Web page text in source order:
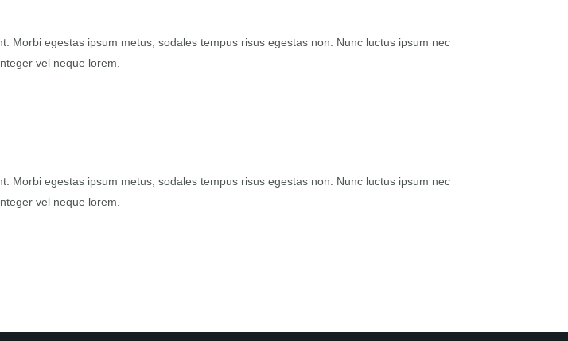
Morbi egestas ipsum metus, sodales tempus risus egestas non. Nunc luctus ipsum nec
vel neque lorem.
Morbi egestas ipsum metus, sodales tempus risus egestas non. Nunc luctus ipsum nec
vel neque lorem.